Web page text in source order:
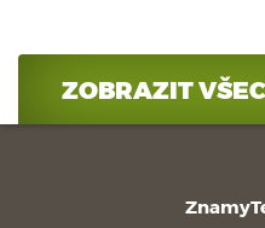
ZOBRAZIT